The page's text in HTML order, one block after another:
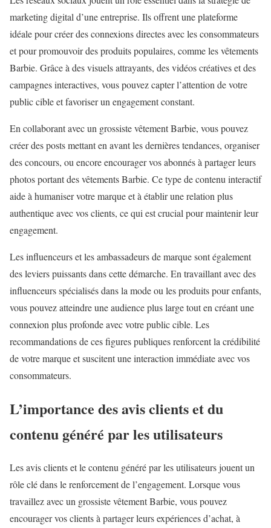
marketing digital d’une entreprise. Ils offrent une plateforme
idéale pour créer des connexions directes avec les consommateurs
et pour promouvoir des produits populaires, comme les vêtements
Barbie. Grâce à des visuels attrayants, des vidéos créatives et des
campagnes interactives, vous pouvez capter l’attention de votre
public cible et favoriser un engagement constant.
En collaborant avec un grossiste vêtement Barbie, vous pouvez
créer des posts mettant en avant les dernières tendances, organiser
des concours, ou encore encourager vos abonnés à partager leurs
photos portant des vêtements Barbie. Ce type de contenu interactif
aide à humaniser votre marque et à établir une relation plus
authentique avec vos clients, ce qui est crucial pour maintenir leur
engagement.
Les influenceurs et les ambassadeurs de marque sont également
des leviers puissants dans cette démarche. En travaillant avec des
influenceurs spécialisés dans la mode ou les produits pour enfants,
vous pouvez atteindre une audience plus large tout en créant une
connexion plus profonde avec votre public cible. Les
recommandations de ces figures publiques renforcent la crédibilité
de votre marque et suscitent une interaction immédiate avec vos
consommateurs.
L’importance des avis clients et du
contenu généré par les utilisateurs
Les avis clients et le contenu généré par les utilisateurs jouent un
rôle clé dans le renforcement de l’engagement. Lorsque vous
travaillez avec un grossiste vêtement Barbie, vous pouvez
encourager vos clients à partager leurs expériences d’achat, à